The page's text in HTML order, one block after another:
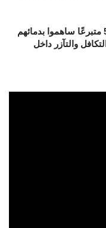
وقد بلغت حصيلة اليوم الأول من الحملة 50 متبرعًا ساهموا بدمائهم
والتآزر داخل